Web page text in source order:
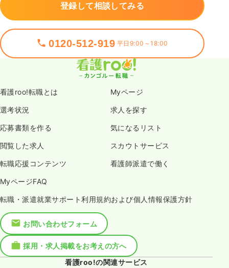
登録して相談してみる
0120-512-919 平日9:00～18:00
看護roo!転職とは Myページ
選考状況 求人を探す
応募書類を作る 気になるリスト
閲覧した求人 スカウトサービス
転職応援コンテンツ 看護師派遣で働く
MyページFAQ
転職・派遣就業サポート利用規約および個人情報保護方針
お問い合わせフォーム
採用・求人掲載をお考えの方へ
看護roo!の関連サービス